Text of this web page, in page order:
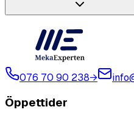
076 70 90 238→
Öppettider